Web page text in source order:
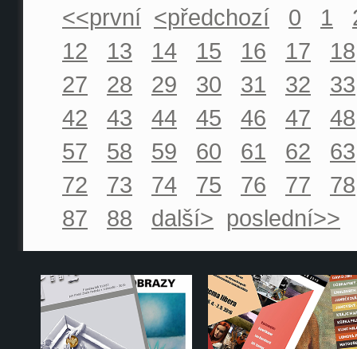
<<první <předchozí 0 1
12
13 14 15 16 17
18
27
28 29 30 31 32
33
42
43 44 45 46 47
48
57
58 59 60 61 62
63
72
73 74 75 76 77
78
87
88 další> poslední>>